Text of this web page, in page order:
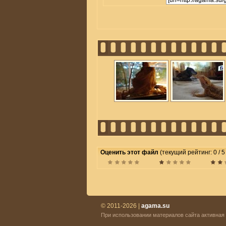
Оценить этот файл (текущий рейтинг: 0 /
© 2011-2026 | agama.su
При использовании материалов сайта